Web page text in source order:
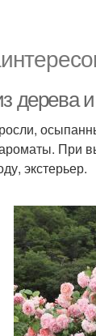
дерева
При
экстерьер.